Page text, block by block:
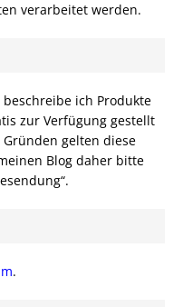
verarbeitet werden.
ich Produkte
zur Verfügung gestellt
gelten diese
Blog daher bitte
.